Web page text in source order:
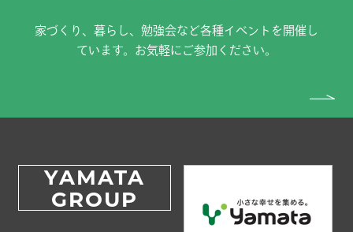
家づくり、暮らし、勉強会など各種イベントを開催し
ています。お気軽にご参加ください。
YAMATA
GROUP